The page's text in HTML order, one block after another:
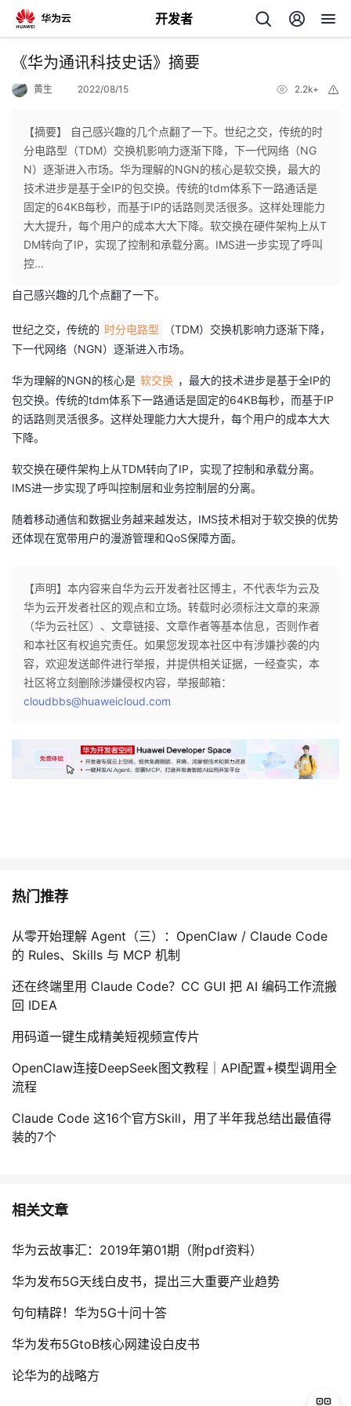
开发者
返
个
人
主
页
我
的
开
发
者
我
博
的
我
子
直
播
的
活
动
我
的
关
我
的
的
课
我
的
证
我
实
的
藏
我
Programs
技
术
的
云
《华为通讯科技史话》摘要
黄生 2022/08/15 2.2k+
【摘要】 自己感兴趣的几个点翻了一下。世纪之交，传统的时
分电路型（TDM）交换机影响力逐渐下降，下一代网络（NG
N）逐渐进入市场。华为理解的NGN的核心是软交换，最大的
技术进步是基于全IP的包交换。传统的tdm体系下一路通话是
固定的64KB每秒，而基于IP的话路则灵活很多。这样处理能力
大大提升，每个用户的成本大大下降。软交换在硬件架构上从T
DM转向了IP，实现了控制和承载分离。IMS进一步实现了呼叫
控...
自己感兴趣的几个点翻了一下。
世纪之交，传统的 时分电路型
（TDM）交换机影响力逐渐下降，
下一代网络（NGN）逐渐进入市场。
华为理解的NGN的核心是 软交换 ，最大的技术进步是基于全IP的
包交换。传统的tdm体系下一路通话是固定的64KB每秒，而基于IP
的话路则灵活很多。这样处理能力大大提升，每个用户的成本大大
下降。
软交换在硬件架构上从TDM转向了IP，实现了控制和承载分离。
IMS进一步实现了呼叫控制层和业务控制层的分离。
随着移动通信和数据业务越来越发达，IMS技术相对于软交换的优势
还体现在宽带用户的漫游管理和QoS保障方面。
【声明】本内容来自华为云开发者社区博主，不代表华为云及
华为云开发者社区的观点和立场。转载时必须标注文章的来源
（华为云社区）、文章链接、文章作者等基本信息，否则作者
和本社区有权追究责任。如果您发现本社区中有涉嫌抄袭的内
容，欢迎发送邮件进行举报，并提供相关证据，一经查实，本
社区将立刻删除涉嫌侵权内容，举报邮箱：
cloudbbs@huaweicloud.com
热门推荐
从零开始理解 Agent（三）：OpenClaw / Claude Code
的 Rules、Skills 与 MCP 机制
还在终端里用 Claude Code？CC GUI 把 AI 编码工作流搬
回 IDEA
用码道一键生成精美短视频宣传片
OpenClaw连接DeepSeek图文教程｜API配置+模型调用全
流程
Claude Code 这16个官方Skill，用了半年我总结出最值得
装的7个
相关文章
华为云故事汇：2019年第01期（附pdf资料）
华为发布5G天线白皮书，提出三大重要产业趋势
句句精辟！华为5G十问十答
华为发布5GtoB核心网建设白皮书
论华为的战略方